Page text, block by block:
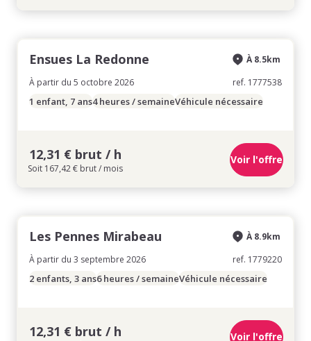
Ensues La Redonne
À partir du 5 octobre 2026
À 8.5km
ref. 1777538
1 enfant, 7 ans4 heures / semaineVéhicule nécessaire
12,31 € brut / h
Soit 167,42 € brut / mois
Voir l'offre
Les Pennes Mirabeau
À partir du 3 septembre 2026
À 8.9km
ref. 1779220
2 enfants, 3 ans6 heures / semaineVéhicule nécessaire
12,31 € brut / h Voir l'offre